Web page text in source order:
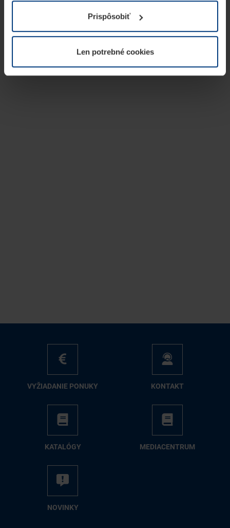
prevádzku tejto stránky. Pre všetky ostatné typy cookie
potrebujeme Vaše povolenie. Vaše povolenie môžete
kedykoľvek zmeniť alebo odvolať vo vysvetlení cookie
našej webovej stránky.
Prispôsobiť
Len potrebné cookies
VY­ŽIA­DA­NIE PO­NU­KY KON­TAKT
KA­TA­LÓ­GY ME­DIA­CEN­TRUM
NO­VIN­KY